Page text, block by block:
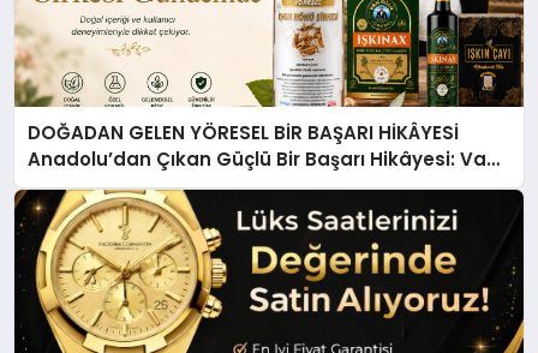
DOĞADAN GELEN YÖRESEL BİR BAŞARI HİKÂYESİ
Anadolu’dan Çıkan Güçlü Bir Başarı Hikâyesi: Van
Gölü Yöresel Işkın Kökü Sirkesi